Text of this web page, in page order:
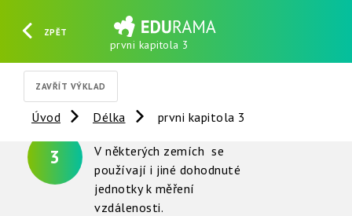
ZPĚT
prvni kapitola 3
ZAVŘÍT VÝKLAD
Úvod Délka prvni kapitola 3
3
V některých zemích se
používají i jiné dohodnuté
jednotky k měření
vzdálenosti.